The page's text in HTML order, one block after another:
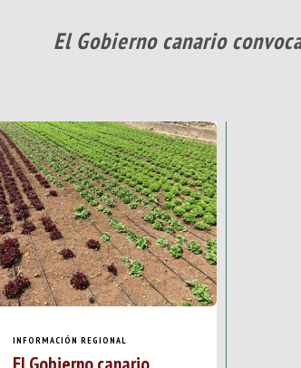
El Gobierno canario
INFORMACIÓN REGIONAL